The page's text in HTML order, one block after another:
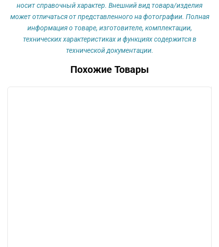
носит справочный характер. Внешний вид товара/изделия
может отличаться от представленного на фотографии. Полная
информация о товаре, изготовителе, комплектации,
технических характеристиках и функциях содержится в
технической документации.
Похожие Товары